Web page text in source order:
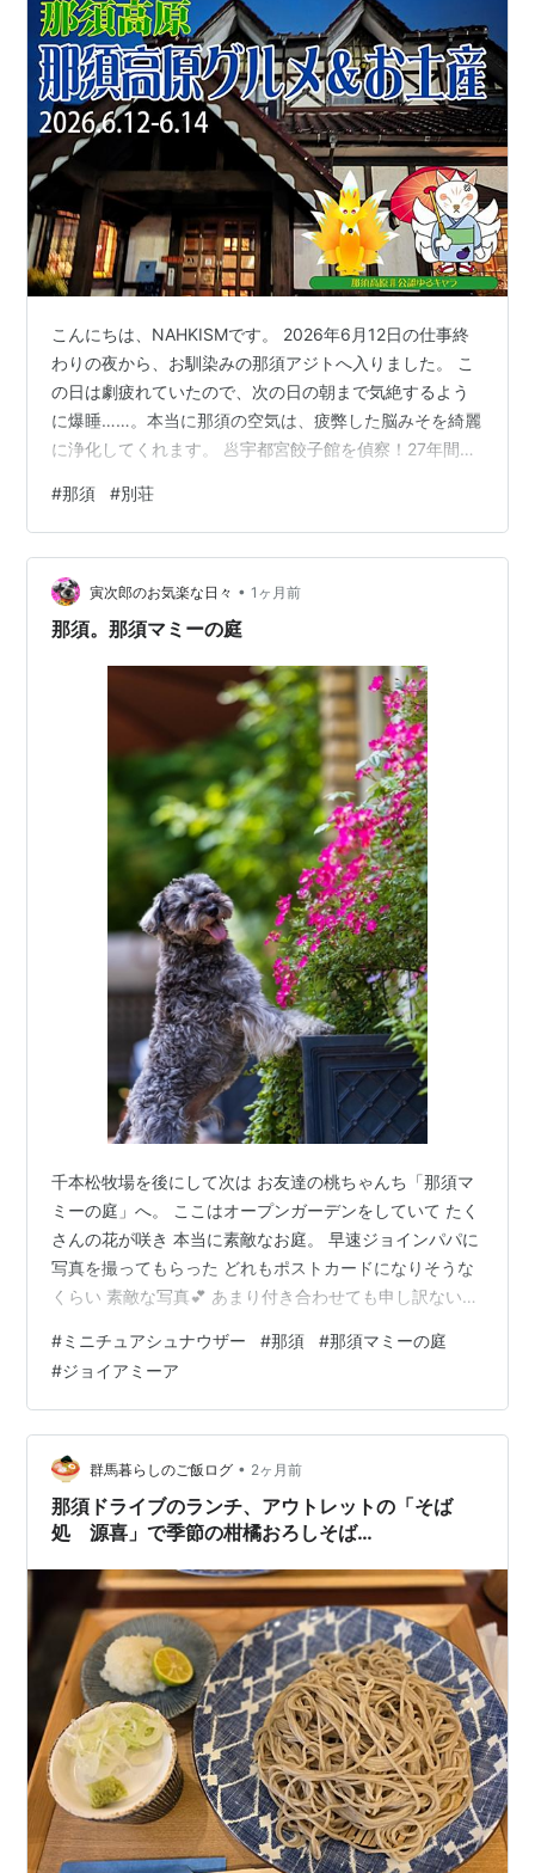
こんにちは、NAHKISMです。 2026年6月12日の仕事終
わりの夜から、お馴染みの那須アジトへ入りました。 こ
の日は劇疲れていたので、次の日の朝まで気絶するよう
に爆睡……。本当に那須の空気は、疲弊した脳みそを綺麗
に浄化してくれます。 🥟宇都宮餃子館を偵察！27年間変
圧倒的な実力 ☕ 夜の那須偵察：芸術作品のような「ヨル
ノキッサテン COBA」 🚘️ 道の駅「明治の森」に潜入！お
土産と安定の定番グルメ 🌳 27年目の那須に想う 明けて
午前中は庭の手入れ。サクッと作業を終えて時間が余っ
たので、ここから27年間続くエンドレスな「那須偵察」
#那須 #別荘
寅次郎のお気楽な日々 • 1ヶ月前
那須。那須マミーの庭
千本松牧場を後にして次は お友達の桃ちゃんち「那須マ
ミーの庭」へ。 ここはオープンガーデンをしていて たく
さんの花が咲き 本当に素敵なお庭。 早速ジョインパパに
写真を撮ってもらった どれもポストカードになりそうな
くらい 素敵な写真💕 あまり付き合わせても申し訳ないの
撮って回ってた アタシが撮ったのはこんなに綺麗ではな
いが載せとこう 乳母車が良い味だしてるよね～ バラのア
ーチ お花越し 可愛い笑顔 紫陽花 何の花って言ったかな
ぁ～？ 斜面一面に綺麗だったなぁ～ 白薔薇 花越し モデ
ルの仕事から解放 自由に遊ばせたとこをタイトル形式で
「ボール…
#ミニチュアシュナウザー #那須 #那須マミーの庭
#ジョイアミーア
群馬暮らしのご飯ログ • 2ヶ月前
那須ドライブのランチ、アウトレットの「そば
処 源喜」で季節の柑橘おろしそば